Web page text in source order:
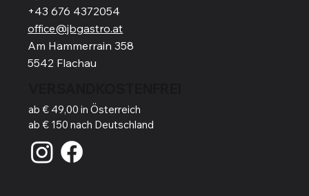
+43 676 4372054
office@jbgastro.at
Am Hammerrain 358
5542 Flachau
ab € 49,00 in Österreich
ab € 150 nach Deutschland